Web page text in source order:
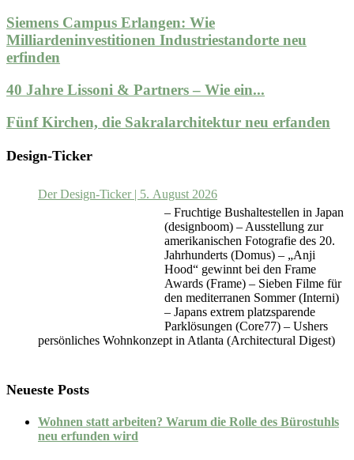
Siemens Campus Erlangen: Wie
Milliardeninvestitionen Industriestandorte neu
erfinden
40 Jahre Lissoni & Partners – Wie ein...
Fünf Kirchen, die Sakralarchitektur neu erfanden
Design-Ticker
Der Design-Ticker | 5. August 2026
– Fruchtige Bushaltestellen in Japan
(designboom) – Ausstellung zur
amerikanischen Fotografie des 20.
Jahrhunderts (Domus) – „Anji
Hood“ gewinnt bei den Frame
Awards (Frame) – Sieben Filme für
den mediterranen Sommer (Interni)
– Japans extrem platzsparende
Parklösungen (Core77) – Ushers
persönliches Wohnkonzept in Atlanta (Architectural Digest)
Neueste Posts
Wohnen statt arbeiten? Warum die Rolle des Bürostuhls
neu erfunden wird